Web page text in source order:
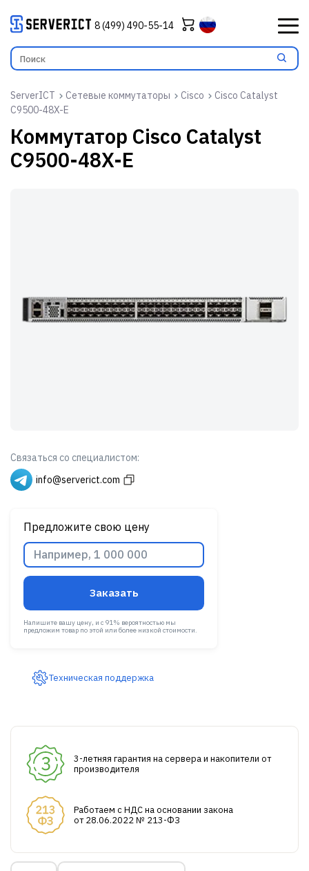
8 (499) 490-55-14
ServerICT Сетевые коммутаторы Cisco
Cisco Catalyst
C9500-48X-E
Коммутатор Cisco Catalyst
C9500-48X-E
Связаться со специалистом:
info@serverict.com
Предложите свою цену
Заказать
Напишите вашу цену, и с 91% вероятностью мы
предложим товар по этой или более низкой стоимости.
Техническая поддержка
3-летняя гарантия на сервера и накопители от
производителя
Работаем с НДС на основании закона
от 28.06.2022 № 213-ФЗ